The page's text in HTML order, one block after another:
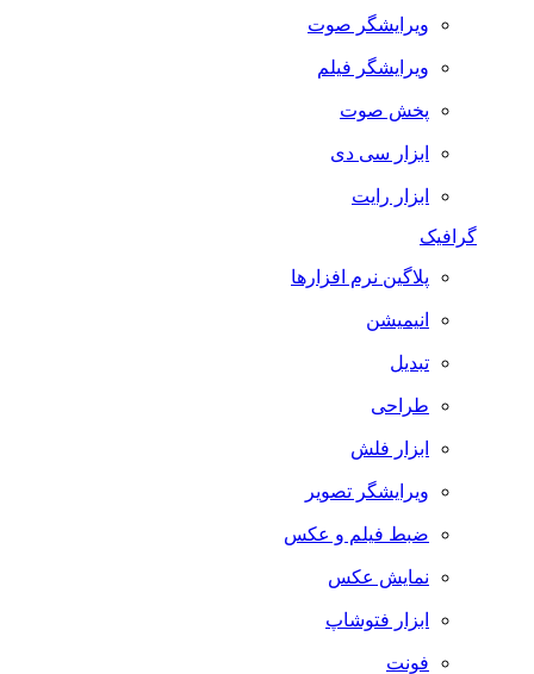
ویرایشگر صوت
ویرایشگر فیلم
پخش صوت
ابزار سی دی
ابزار رایت
گرافیک
پلاگین نرم افزارها
انیمیشن
تبدیل
طراحی
ابزار فلش
ویرایشگر تصویر
ضبط فيلم و عكس
نمایش عکس
ابزار فتوشاپ
فونت